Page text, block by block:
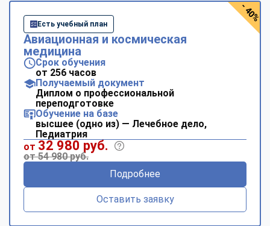
Есть учебный план
Авиационная и космическая
медицина
Срок обучения
от 256 часов
Получаемый документ
Диплом о профессиональной
переподготовке
Обучение на базе
высшее (одно из) — Лечебное дело,
Педиатрия
от 32 980 руб.
от 54 980 руб.
Подробнее
Оставить заявку
- 40%